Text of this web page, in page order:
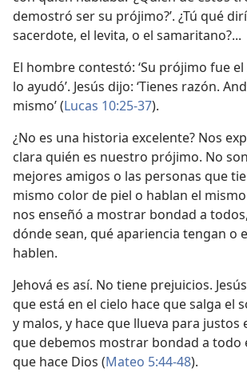
demostró ser su prójimo?’. ¿Tú qué
sacerdote, el levita, o el samaritano?...
El hombre contestó: ‘Su prójimo fue
lo ayudó’. Jesús dijo: ‘Tienes razón.
mismo’ (Lucas 10:25-37).
¿No es una historia excelente? Nos
clara quién es nuestro prójimo. No
mejores amigos o las personas que
mismo color de piel o hablan el mismo
nos enseñó a mostrar bondad a
dónde sean, qué apariencia tengan o
hablen.
Jehová es así. No tiene prejuicios.
que está en el cielo hace que salga el
y malos, y hace que llueva para justos
que debemos mostrar bondad a todo
que hace Dios (Mateo 5:44-48).